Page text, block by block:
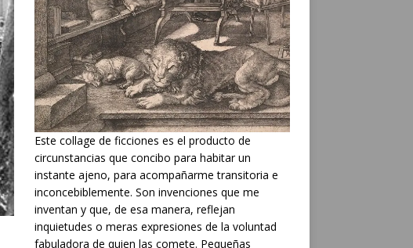
Este collage de ficciones es el producto de
circunstancias que concibo para habitar un
instante ajeno, para acompañarme transitoria e
inconcebiblemente. Son invenciones que me
inventan y que, de esa manera, reflejan
inquietudes o meras expresiones de la voluntad
fabuladora de quien las comete. Pequeñas